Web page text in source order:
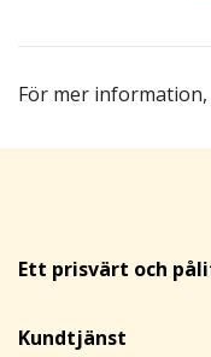
För mer information,
Ett prisvärt och
Kundtjänst